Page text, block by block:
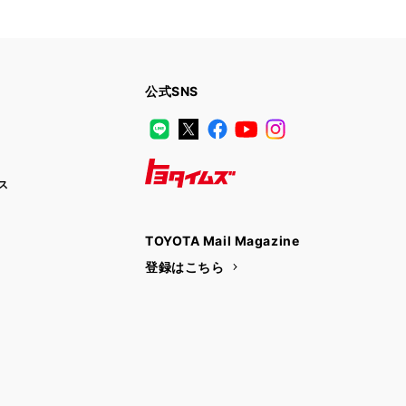
公式SNS
LINE
X FacebookYouTube
TOYOTA Mail Magazine
登録はこちら